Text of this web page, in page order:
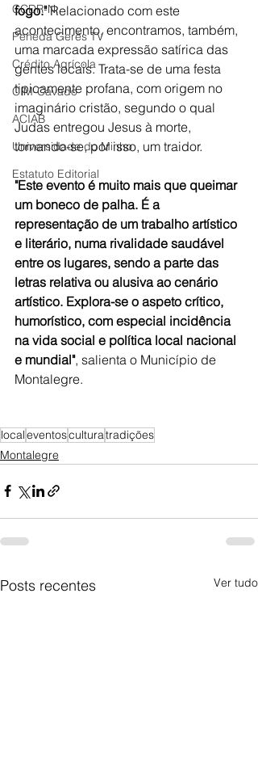
CCDR-N
Peneda Gerês TV
Crédito Agrícola
CIM-Cávado
ACIAB
Universidade do Minho
Estatuto Editorial
fogo." Relacionado com este
acontecimento, encontramos, também,
uma marcada expressão satírica das
gentes locais. Trata-se de uma festa
tipicamente profana, com origem no
imaginário cristão, segundo o qual
Judas entregou Jesus à morte,
tornando-se, por isso, um traidor.
"Este evento é muito mais que queimar
um boneco de palha. É a
representação de um trabalho artístico
e literário, numa rivalidade saudável
entre os lugares, sendo a parte das
letras relativa ou alusiva ao cenário
artístico. Explora-se o aspeto crítico,
humorístico, com especial incidência
na vida social e política local nacional
e mundial", salienta o Município de
Montalegre.
localeventosculturatradições
Montalegre
Posts recentes Ver tudo